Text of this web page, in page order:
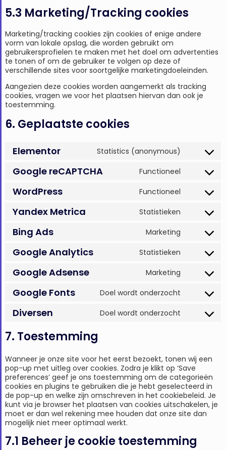
5.3 Marketing/Tracking cookies
Marketing/tracking cookies zijn cookies of enige andere
vorm van lokale opslag, die worden gebruikt om
gebruikersprofielen te maken met het doel om advertenties
te tonen of om de gebruiker te volgen op deze of
verschillende sites voor soortgelijke marketingdoeleinden.
Aangezien deze cookies worden aangemerkt als tracking
cookies, vragen we voor het plaatsen hiervan dan ook je
toestemming.
6. Geplaatste cookies
Elementor Statistics (anonymous)
Google reCAPTCHA Functioneel
WordPress Functioneel
Yandex Metrica Statistieken
Bing Ads Marketing
Google Analytics Statistieken
Google Adsense Marketing
Google Fonts Doel wordt onderzocht
Diversen Doel wordt onderzocht
7. Toestemming
Wanneer je onze site voor het eerst bezoekt, tonen wij een
pop-up met uitleg over cookies. Zodra je klikt op ‘Save
preferences’ geef je ons toestemming om de categorieën
cookies en plugins te gebruiken die je hebt geselecteerd in
de pop-up en welke zijn omschreven in het cookiebeleid. Je
kunt via je browser het plaatsen van cookies uitschakelen, je
moet er dan wel rekening mee houden dat onze site dan
mogelijk niet meer optimaal werkt.
7.1 Beheer je cookie toestemming